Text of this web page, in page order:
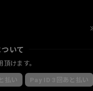
いて
けます。
払い Pay ID 3回あと払い